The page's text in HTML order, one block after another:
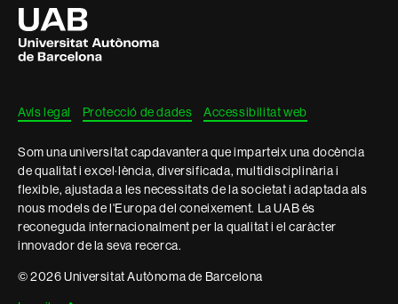
informació
legal
Universitat
Autònoma
de
Barcelona
Avís legal Protecció de dades Accessibilitat web
Som una universitat capdavantera que imparteix una docència
de qualitat i excel·lència, diversificada, multidisciplinària i
flexible, ajustada a les necessitats de la societat i adaptada als
nous models de l'Europa del coneixement. La UAB és
reconeguda internacionalment per la qualitat i el caràcter
innovador de la seva recerca.
© 2026 Universitat Autònoma de Barcelona